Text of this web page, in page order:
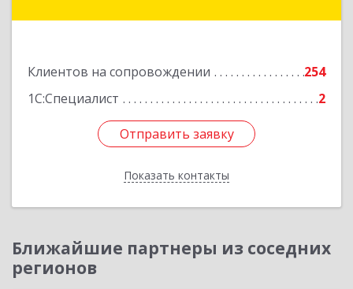
Клиентов на сопровождении
254
1С:Специалист
2
Отправить заявку
Показать контакты
Отправить заявку
Назад
Ближайшие партнеры из соседних
регионов